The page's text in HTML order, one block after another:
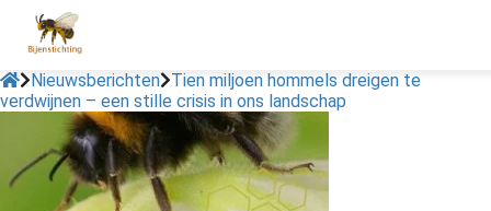
Nieuwsberichten
Tien miljoen hommels dreigen te
verdwijnen – een stille crisis in ons landschap